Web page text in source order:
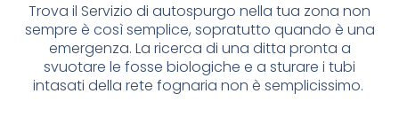
Trova il Servizio di autospurgo nella tua zona non
sempre è così semplice, sopratutto quando è una
emergenza. La ricerca di una ditta pronta a
svuotare le fosse biologiche e a sturare i tubi
intasati della rete fognaria non è semplicissimo.